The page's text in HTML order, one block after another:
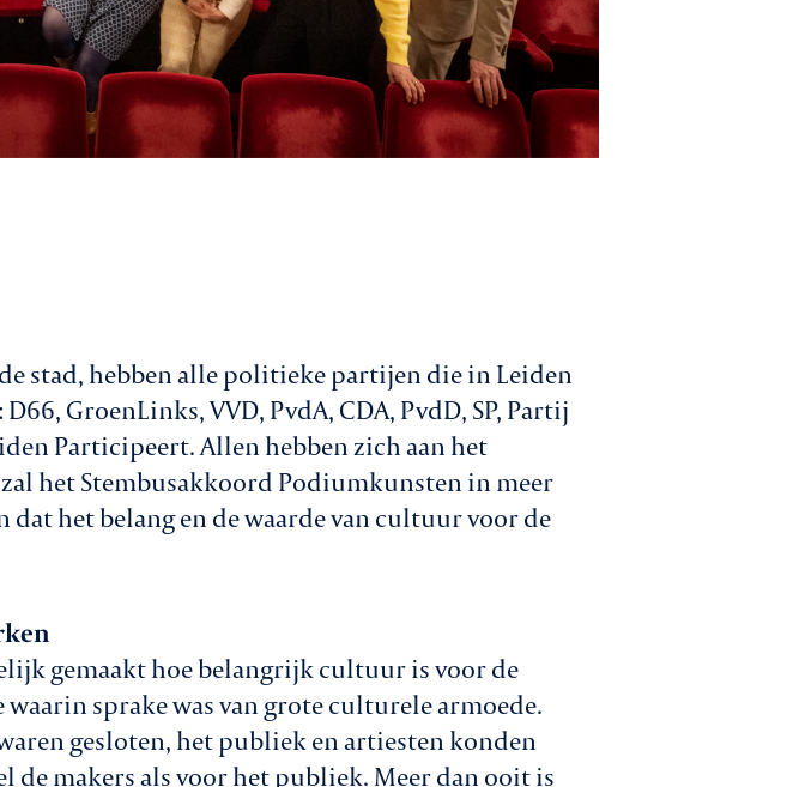
stad, hebben alle politieke partijen die in Leiden
GroenLinks, VVD, PvdA, CDA, PvdD, SP, Partij
Participeert. Allen hebben zich aan het
het Stembusakkoord Podiumkunsten in meer
dat het belang en de waarde van cultuur voor de
gemaakt hoe belangrijk cultuur is voor de
sprake was van grote culturele armoede.
gesloten, het publiek en artiesten konden
de makers als voor het publiek. Meer dan ooit is